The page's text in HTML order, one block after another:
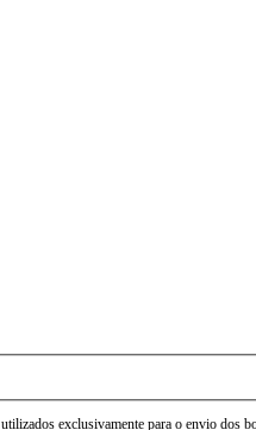
exclusivamente para o envio